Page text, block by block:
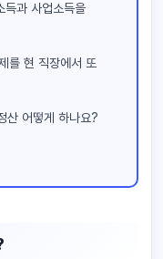
득과 사업소득을
를 현 직장에서 또
산 어떻게 하나요?